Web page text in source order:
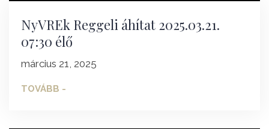
NyVREk Reggeli áhítat 2025.03.21.
07:30 élő
március 21, 2025
TOVÁBB -